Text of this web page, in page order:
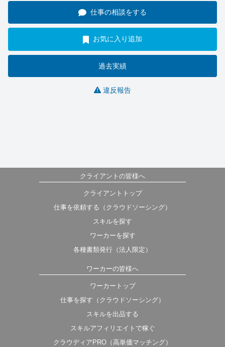
仕事の相談をする
お気に入り追加
過去実績
違反報告
クライアントの皆様へ
クライアントトップ
仕事を依頼する（クラウドソーシング）
スキルを探す
ワーカーを探す
各種書類発行（法人限定）
ワーカーの皆様へ
ワーカートップ
仕事を探す（クラウドソーシング）
スキルを出品する
スキルアフィリエイトで稼ぐ
クラウディアPRO（高単価マッチング）